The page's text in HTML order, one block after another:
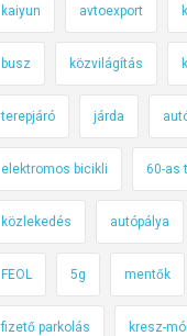
kaiyun avtoexport
busz közvilágítás
terepjáró járda
elektromos bicikli 60-as
közlekedés autópálya
FEOL 5g mentők
fizető parkolás kresz-